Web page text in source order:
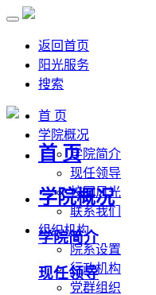
返回首页
阳光服务
搜索
首 页
学院概况
学院简介
现任领导
校园风光
联系我们
组织机构
院系设置
行政机构
党群组织
首 页
学院概况
学院简介
现任领导